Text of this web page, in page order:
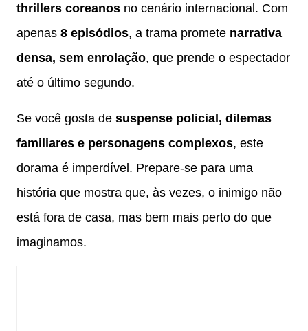
thrillers coreanos no cenário internacional. Com
apenas 8 episódios, a trama promete narrativa
densa, sem enrolação, que prende o espectador
até o último segundo.
Se você gosta de suspense policial, dilemas
familiares e personagens complexos, este
dorama é imperdível. Prepare-se para uma
história que mostra que, às vezes, o inimigo não
está fora de casa, mas bem mais perto do que
imaginamos.